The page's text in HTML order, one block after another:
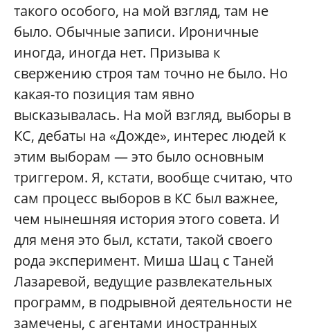
такого особого, на мой взгляд, там не
было. Обычные записи. Ироничные
иногда, иногда нет. Призыва к
свержению строя там точно не было. Но
какая-то позиция там явно
высказывалась. На мой взгляд, выборы в
КС, дебаты на «Дожде», интерес людей к
этим выборам — это было основным
триггером. Я, кстати, вообще считаю, что
сам процесс выборов в КС был важнее,
чем нынешняя история этого совета. И
для меня это был, кстати, такой своего
рода эксперимент. Миша Шац с Таней
Лазаревой, ведущие развлекательных
программ, в подрывной деятельности не
замечены, с агентами иностранных